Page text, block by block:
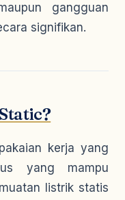
gangguan
signifikan.
kerja yang
yang mampu
listrik statis